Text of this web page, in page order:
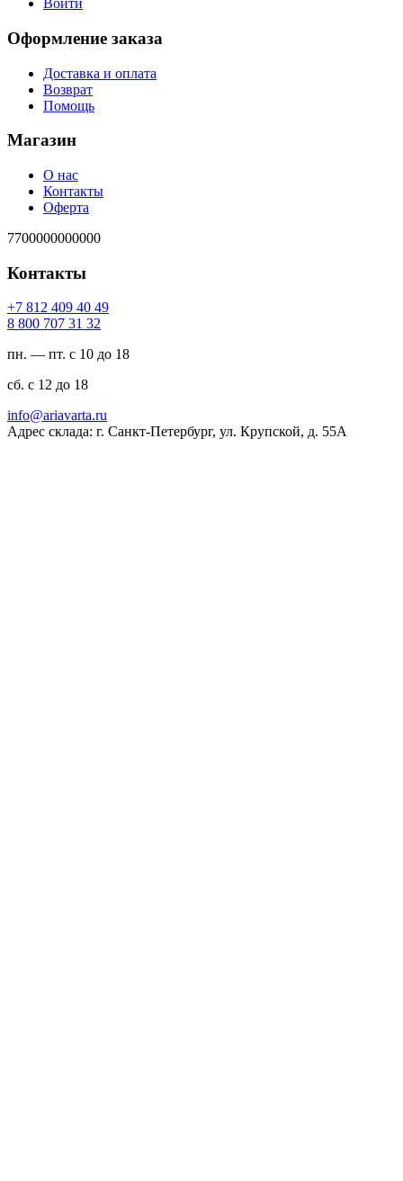
Войти
Оформление заказа
Доставка и оплата
Возврат
Помощь
Магазин
О нас
Контакты
Оферта
7700000000000
Контакты
94 04 904 218 7+
23 13 707 008 8
пн. — пт. с 10 до 18
сб. с 12 до 18
ur.atravaira@ofni
Адрес склада: г. Санкт-Петербург, ул. Крупской, д. 55А